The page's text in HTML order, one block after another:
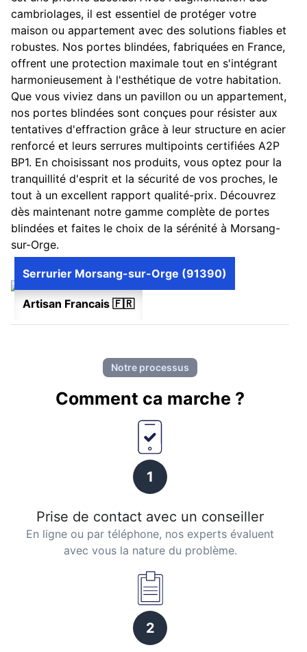
cambriolages, il est essentiel de protéger votre
maison ou appartement avec des solutions fiables et
robustes. Nos portes blindées, fabriquées en France,
offrent une protection maximale tout en s'intégrant
harmonieusement à l'esthétique de votre habitation.
Que vous viviez dans un pavillon ou un appartement,
nos portes blindées sont conçues pour résister aux
tentatives d'effraction grâce à leur structure en acier
renforcé et leurs serrures multipoints certifiées A2P
BP1. En choisissant nos produits, vous optez pour la
tranquillité d'esprit et la sécurité de vos proches, le
tout à un excellent rapport qualité-prix. Découvrez
dès maintenant notre gamme complète de portes
blindées et faites le choix de la sérénité à Morsang-
sur-Orge.
Artisan Francais 🇫🇷
Serrurier Morsang-sur-Orge (91390)
Notre processus
Comment ca marche ?
1
Prise de contact avec un conseiller
En ligne ou par téléphone, nos experts évaluent
avec vous la nature du problème.
2